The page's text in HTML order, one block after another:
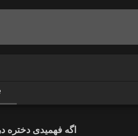
اگه فهمیدی دختره